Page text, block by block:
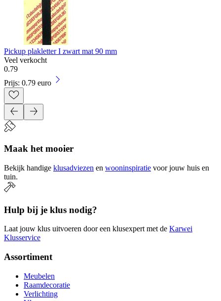
Pickup plakletter I zwart mat 90 mm
Veel verkocht
0.79
Prijs: 0.79 euro
Maak het mooier
Bekijk handige klusadviezen en wooninspiratie voor jouw huis en
tuin.
Hulp bij je klus nodig?
Laat jouw klus uitvoeren door een klusexpert met de Karwei
Klusservice
Assortiment
Meubelen
Raamdecoratie
Verlichting